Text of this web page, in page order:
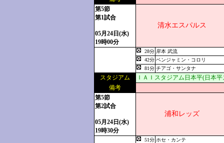
第5節
第1試合
05月24日(水)
19時00分
清水エスパルス
28分 岸本 武流
42分 ベンジャミン・コロリ
81分 チアゴ・サンタナ
スタジアム
ＩＡＩスタジアム日本平(日本
備考
第5節
第2試合
05月24日(水)
19時30分
浦和レッズ
51分 ホセ・カンテ